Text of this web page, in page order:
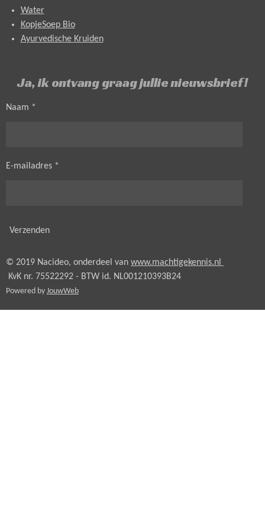
Water
KopjeSoep Bio
Ayurvedische Kruiden
Ja, ik ontvang graag jullie nieuwsbrief!
Naam *
E-mailadres *
Verzenden
© 2019 Nacideo, onderdeel van www.machtigekennis.nl
KvK nr. 75522292 - BTW id. NL001210393B24
Powered by JouwWeb